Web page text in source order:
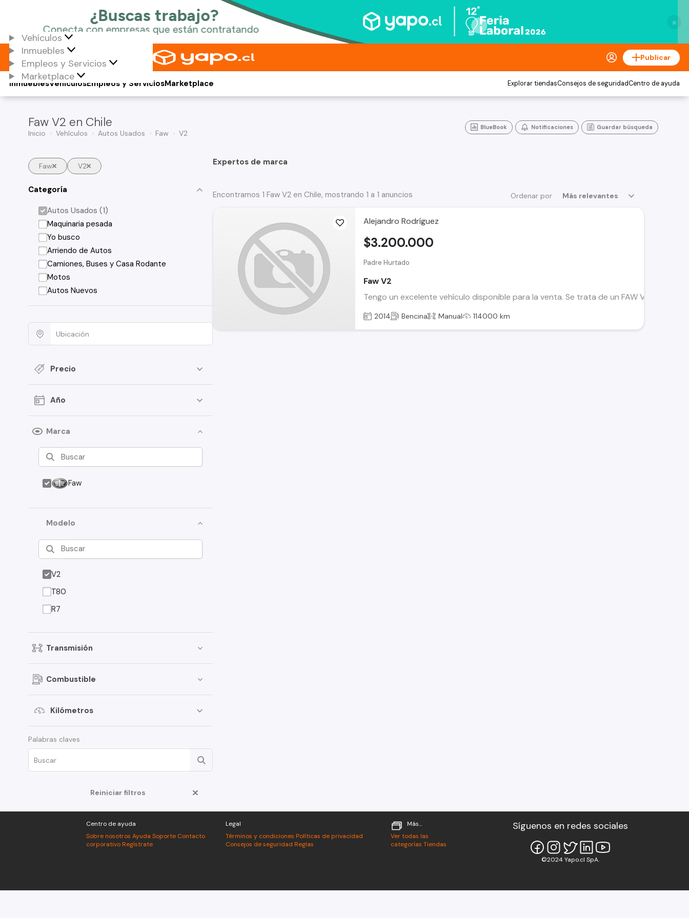
×
Vehículos
Inmuebles
Empleos y Servicios
Marketplace
Publicar
Vehículos
Inmuebles Empleos y ServiciosMarketplace Explorar tiendasConsejos de seguridadCentro de ayuda
Faw V2 en Chile
Inicio Vehículos Autos Usados Faw V2
BlueBook Notificaciones Guardar búsqueda
Faw V2
Categoría
Autos Usados (1)
Maquinaria pesada
Yo busco
Arriendo de Autos
Camiones, Buses y Casa Rodante
Motos
Autos Nuevos
Precio
Año
Marca
Faw
Modelo
V2
T80
R7
Transmisión
Combustible
Kilómetros
Palabras claves
Reiniciar filtros
Expertos de marca
Ordenar por Más relevantes
Encontramos 1 Faw V2 en Chile, mostrando 1 a 1 anuncios
Alejandro Rodríguez
Padre Hurtado
Faw V2
Tengo un excelente vehículo disponible para la venta. Se trata de un FAW V2 del año
$3.200.000
2014 Bencina Manual 114000 km
Centro de ayuda
Sobre nosotros Ayuda Soporte Contacto
corporativo Regístrate
Legal
Términos y condiciones Políticas de privacidad
Consejos de seguridad Reglas
Más...
Ver todas las
categorías Tiendas
Síguenos en redes sociales
©2024 Yapo.cl SpA.